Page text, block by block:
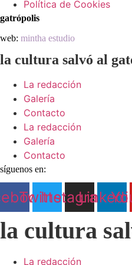
Política de Cookies
gatrópolis
web: mintha estudio
la cultura salvó al
La redacción
Galería
Contacto
La redacción
Galería
Contacto
síguenos en:
Twitter
Instagram
la cultura
La redacción